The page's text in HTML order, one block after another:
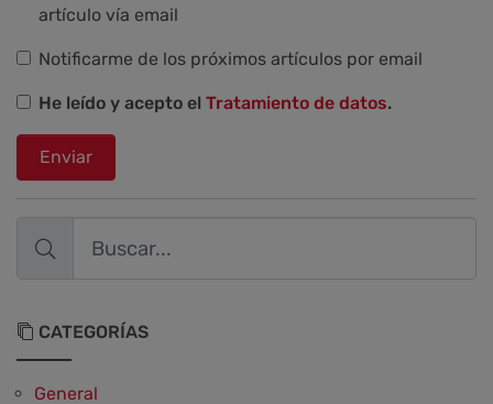
artículo vía email
Notificarme de los próximos artículos por email
He leído y acepto el Tratamiento de datos.
Enviar
CATEGORÍAS
General